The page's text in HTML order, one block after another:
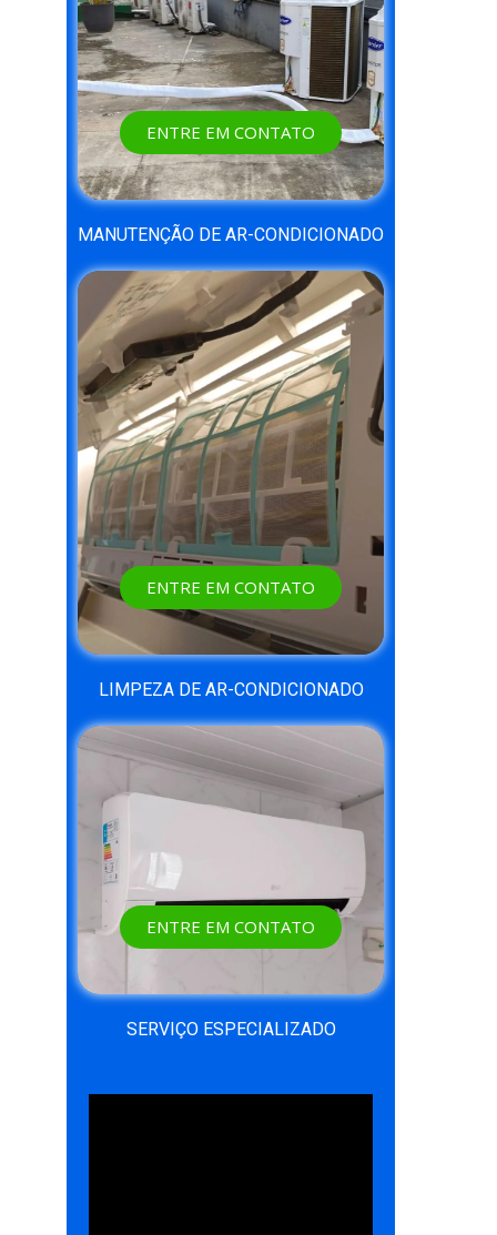
ENTRE EM CONTATO
MANUTENÇÃO DE AR-CONDICIONADO
ENTRE EM CONTATO
LIMPEZA DE AR-CONDICIONADO
ENTRE EM CONTATO
SERVIÇO ESPECIALIZADO